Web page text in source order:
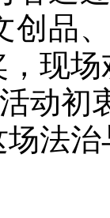
创品
现
动
法